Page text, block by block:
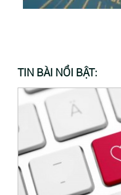
TIN BÀI NỔI BẬT: